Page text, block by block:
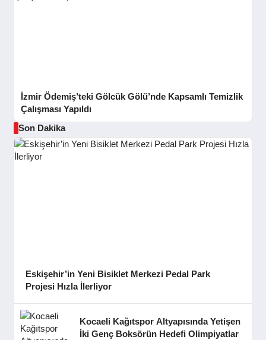
İzmir Ödemiş’teki Gölcük Gölü’nde Kapsamlı Temizlik
Çalışması Yapıldı
Son Dakika
Eskişehir’in Yeni Bisiklet Merkezi Pedal Park
Projesi Hızla İlerliyor
Kocaeli Kağıtspor Altyapısında Yetişen
İki Genç Boksörün Hedefi Olimpiyatlar